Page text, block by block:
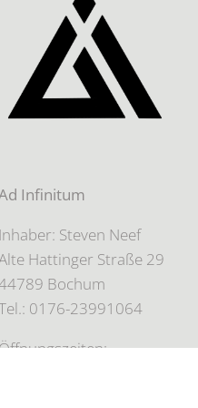
Infinitum
Inhaber: Steven Neef
Hattinger Straße 29
Bochum
0176-23991064